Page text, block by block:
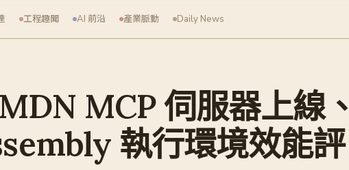
工程趣聞 AI 前沿 產業脈動 Daily News
MCP 伺服器上線、
執行環境效能評